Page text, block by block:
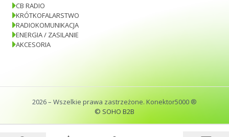
CB RADIO
KRÓTKOFALARSTWO
RADIOKOMUNIKACJA
ENERGIA / ZASILANIE
AKCESORIA
2026– Wszelkie prawa zastrzeżone. Konektor5000 ®
© SOHO B2B